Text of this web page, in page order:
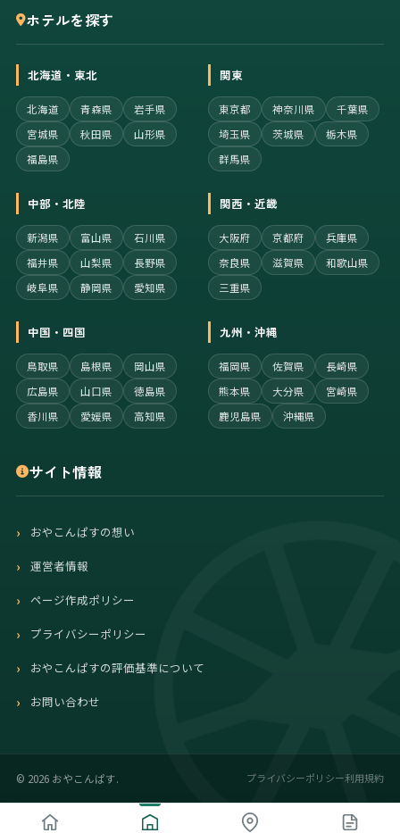
ホテルを探す
北海道・東北
北海道 青森県
岩手県
宮城県
秋田県
山形県
福島県
関東
東京都 神奈川県
千葉県
埼玉県
茨城県
栃木県
群馬県
中部・北陸
新潟県 富山県
石川県
福井県
山梨県
長野県
岐阜県
静岡県 愛知県
関西・近畿
大阪府 京都府
兵庫県
奈良県
滋賀県
和歌山県
三重県
中国・四国
鳥取県 島根県
岡山県
広島県
山口県
徳島県
香川県
愛媛県 高知県
九州・沖縄
福岡県 佐賀県
長崎県
熊本県
大分県
宮崎県
鹿児島県
沖縄県
サイト情報
おやこんぱすの想い
運営者情報
ページ作成ポリシー
プライバシーポリシー
おやこんぱすの評価基準について
お問い合わせ
© 2026 おやこんぱす. プライバシーポリシー利用規約